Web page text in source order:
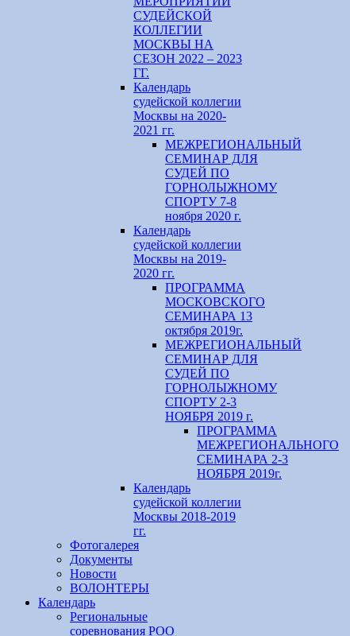
СУДЕЙСКОЙ
КОЛЛЕГИИ
МОСКВЫ НА
СЕЗОН 2022 – 2023
ГГ.
Календарь
судейской коллегии
Москвы на 2020-
2021 гг.
МЕЖРЕГИОНАЛЬНЫЙ
СЕМИНАР ДЛЯ
СУДЕЙ ПО
ГОРНОЛЫЖНОМУ
СПОРТУ 7-8
ноября 2020 г.
Календарь
судейской коллегии
Москвы на 2019-
2020 гг.
ПРОГРАММА
МОСКОВСКОГО
СЕМИНАРА 13
октября 2019г.
МЕЖРЕГИОНАЛЬНЫЙ
СЕМИНАР ДЛЯ
СУДЕЙ ПО
ГОРНОЛЫЖНОМУ
СПОРТУ 2-3
НОЯБРЯ 2019 г.
ПРОГРАММА
МЕЖРЕГИОНАЛЬНОГО
СЕМИНАРА 2-3
НОЯБРЯ 2019г.
Календарь
судейской коллегии
Москвы 2018-2019
гг.
Фотогалерея
Документы
Новости
ВОЛОНТЕРЫ
Календарь
Региональные
соревнования РОО